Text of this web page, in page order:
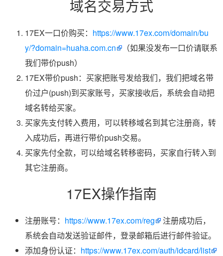
域名交易方式
17EX一口价购买： https://www.17ex.com/domain/bu
y/?domain=huaha.com.cn
（如果没发布一口价请联系
我们带价push）
17EX带价push：买家把账号发给我们，我们把域名带
价过户(push)到买家账号，买家接收后，系统会自动把
域名转给买家。
买家先支付转入费用，可以转移域名到其它注册商，转
入成功后，再进行带价push交易。
买家先付全款，可以给域名转移密码，买家自行转入到
其它注册商。
17EX操作指南
注册账号： https://www.17ex.com/reg
注册成功后，
系统会自动发送验证邮件，登录邮箱后进行邮件验证。
添加身份认证： https://www.17ex.com/auth/idcard/list